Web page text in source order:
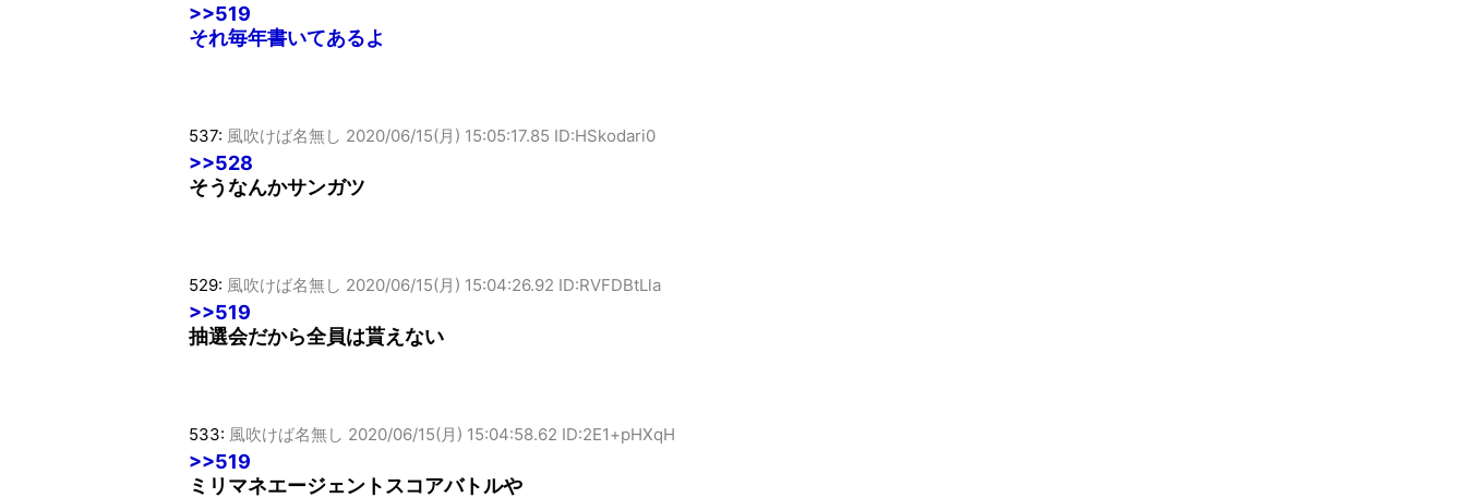
>>519
それ毎年書いてあるよ
537: 風吹けば名無し 2020/06/15(月) 15:05:17.85 ID:HSkodari0
>>528
そうなんかサンガツ
529: 風吹けば名無し 2020/06/15(月) 15:04:26.92 ID:RVFDBtLla
>>519
抽選会だから全員は貰えない
533: 風吹けば名無し 2020/06/15(月) 15:04:58.62 ID:2E1+pHXqH
>>519
ミリマネエージェントスコアバトルや